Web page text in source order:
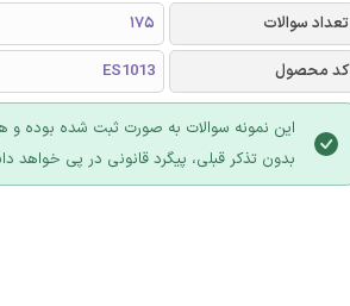
تعداد سوالات 175
کد محصول
ES1013
این نمونه سوالات به صورت ثبت شده بوده و
بدون تذکر قبلی، پیگرد قانونی در پی خواهد